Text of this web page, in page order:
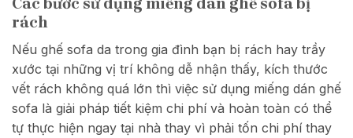
rách
Nếu ghế sofa da trong gia đình bạn bị rách hay trầy
xước tại những vị trí không dễ nhận thấy, kích thước
vết rách không quá lớn thì việc sử dụng miếng dán ghế
sofa là giải pháp tiết kiệm chi phí và hoàn toàn có thể
tự thực hiện ngay tại nhà thay vì phải tốn chi phí thay